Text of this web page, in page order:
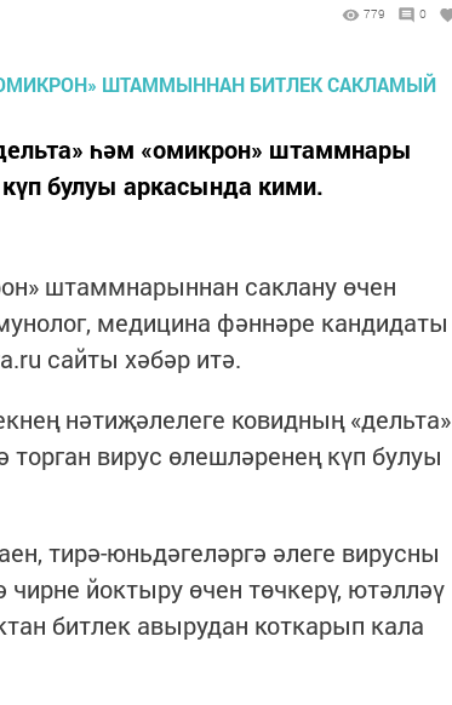
779 0
һәм «омикрон» штаммнары
булуы аркасында кими.
штаммнарыннан саклану өчен
медицина фәннәре кандидаты
сайты хәбәр итә.
нәтиҗәлелеге ковидның «дельта»
вирус өлешләренең күп булуы
тирә-юньдәгеләргә әлеге вирусны
йоктыру өчен төчкерү, ютәлләү
битлек авырудан коткарып кала